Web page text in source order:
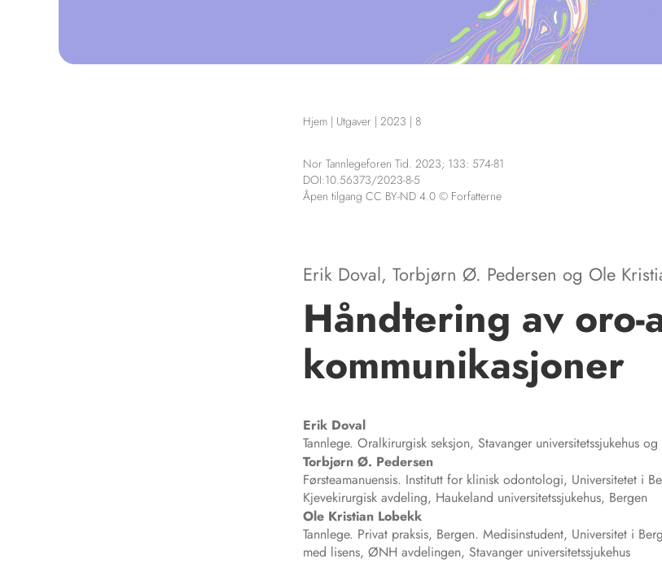
Hjem | Utgaver | 2023 | 8
Nor Tannlegeforen Tid. 2023; 133: 574-81
DOI:10.56373/2023-8-5
Åpen tilgang CC BY-ND 4.0 © Forfatterne
Erik Doval, Torbjørn Ø. Pedersen og Ole
Håndtering av oro-
kommunikasjoner
Erik Doval
Tannlege. Oralkirurgisk seksjon, Stavanger universitetssjukehus
Torbjørn Ø. Pedersen
Førsteamanuensis. Institutt for klinisk odontologi, Universitetet i
Kjevekirurgisk avdeling, Haukeland universitetssjukehus, Bergen
Ole Kristian Lobekk
Tannlege. Privat praksis, Bergen. Medisinstudent, Universitet i
med lisens, ØNH avdelingen, Stavanger universitetssjukehus